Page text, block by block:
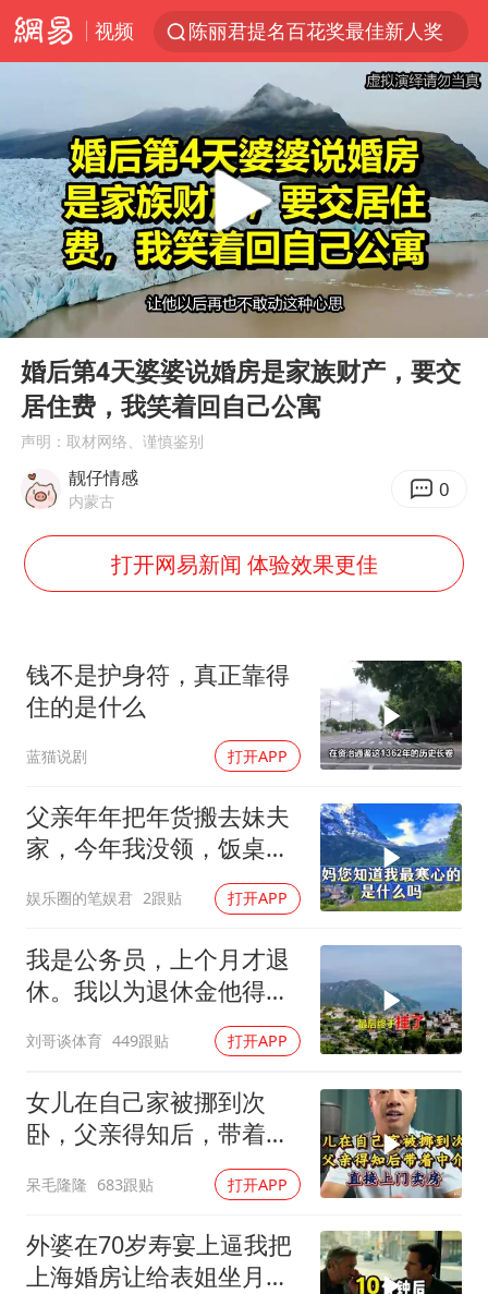
视频
陈丽君提名百花奖最佳新人奖
以拒绝“和平委员会”的加沙和平计划
王传君 《披荆斩棘》
独闯南太行的失联女生最后轨迹已确认
于东来回应胖东来近25年老店年底关闭
肖国栋晋级 特鲁姆普爆冷出局
BLG经理辟谣Bin离队
香港刷新1884年以来最高气温纪录
以军士兵把枪口对准中国记者
上海全力守护市民“菜篮子”
央视新主播李秋莹母校发文祝贺
总书记点赞的非遗苗绣焕发新生机
Play
00:00
婚后第4天婆婆说婚房是家族财产，要交
居住费，我笑着回自己公寓
声明：取材网络、谨慎鉴别
靓仔情感
内蒙古 0
打开网易新闻 体验效果更佳
钱不是护身符，真正靠得
住的是什么
蓝猫说剧 打开APP
父亲年年把年货搬去妹夫
家，今年我没领，饭桌上
儿子一句话全家沉默
娱乐圈的笔娱君 2跟贴 打开APP
我是公务员，上个月才退
休。我以为退休金他得有
刘哥谈体育 449跟贴 打开APP
女儿在自己家被挪到次
卧，父亲得知后，带着中
呆毛隆隆 683跟贴 打开APP
外婆在70岁寿宴上逼我把
上海婚房让给表姐坐月